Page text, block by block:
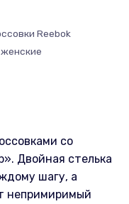
Reebok
со
Двойная стелька
шагу, а
непримиримый